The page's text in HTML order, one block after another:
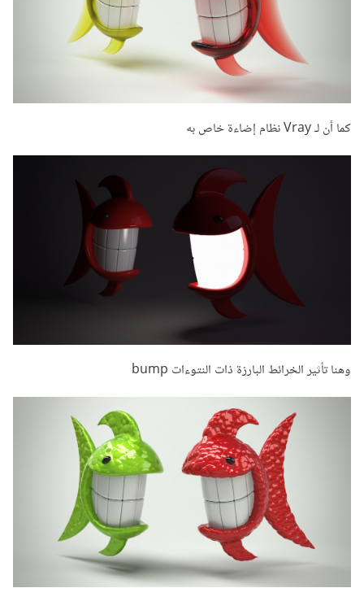
كما أن لـ Vray نظام إضاءة خاص به
وهنا تأثير الخرائط البارزة ذات النتوءات bump